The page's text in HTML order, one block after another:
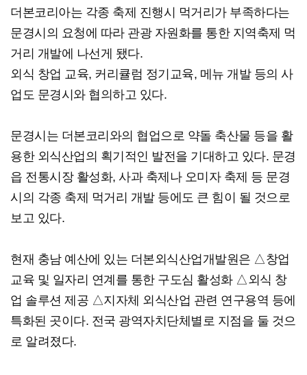
더본코리아는 각종 축제 진행시 먹거리가 부족하다는
문경시의 요청에 따라 관광 자원화를 통한 지역축제 먹
거리 개발에 나선게 됐다.
외식 창업 교육, 커리큘럼 정기교육, 메뉴 개발 등의 사
업도 문경시와 협의하고 있다.
문경시는 더본코리와의 협업으로 약돌 축산물 등을 활
용한 외식산업의 획기적인 발전을 기대하고 있다. 문경
읍 전통시장 활성화, 사과 축제나 오미자 축제 등 문경
시의 각종 축제 먹거리 개발 등에도 큰 힘이 될 것으로
보고 있다.
현재 충남 예산에 있는 더본외식산업개발원은 △창업
교육 및 일자리 연계를 통한 구도심 활성화 △외식 창
업 솔루션 제공 △지자체 외식산업 관련 연구용역 등에
특화된 곳이다. 전국 광역자치단체별로 지점을 둘 것으
로 알려졌다.